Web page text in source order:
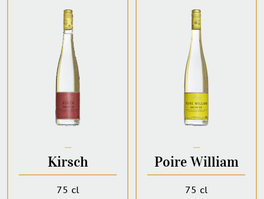
─
Kirsch
75 cl
─
Poire William
75 cl